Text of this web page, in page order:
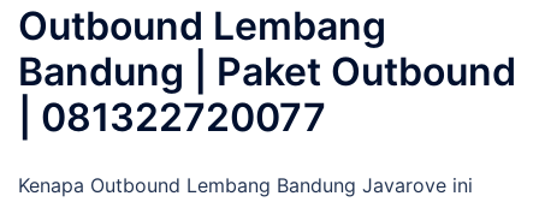
Outbound Lembang
Bandung | Paket Outbound
| 081322720077
Kenapa Outbound Lembang Bandung Javarove ini